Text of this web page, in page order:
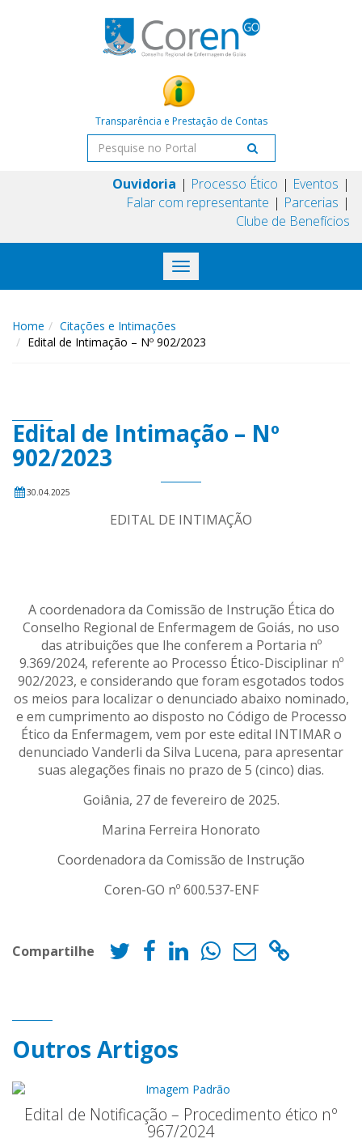
Transparência e Prestação de Contas
Ouvidoria Processo Ético
Eventos
Falar com representante
Parcerias
Clube de Benefícios
Toggle
navigation
Home
Citações e Intimações
Edital de Intimação – Nº 902/2023
Edital de Intimação – Nº
902/2023
30.04.2025
EDITAL DE INTIMAÇÃO
A coordenadora da Comissão de Instrução Ética do
Conselho Regional de Enfermagem de Goiás, no uso
das atribuições que lhe conferem a Portaria nº
9.369/2024, referente ao Processo Ético-Disciplinar nº
902/2023, e considerando que foram esgotados todos
os meios para localizar o denunciado abaixo nominado,
e em cumprimento ao disposto no Código de Processo
Ético da Enfermagem, vem por este edital INTIMAR o
denunciado Vanderli da Silva Lucena, para apresentar
suas alegações finais no prazo de 5 (cinco) dias.
Goiânia, 27 de fevereiro de 2025.
Marina Ferreira Honorato
Coordenadora da Comissão de Instrução
Coren-GO nº 600.537-ENF
Compartilhe
Outros Artigos
Edital de Notificação – Procedimento ético nº
967/2024